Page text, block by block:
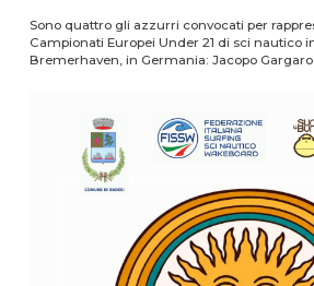
Sono quattro gli azzurri convocati per
Campionati Europei Under 21 di sci nautico
Bremerhaven, in Germania: Jacopo Gargaro